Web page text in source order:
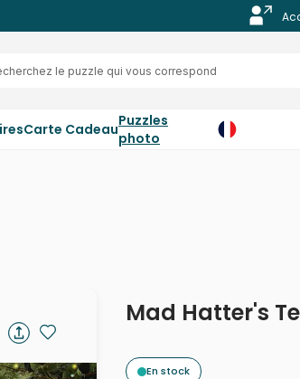
Carte CadeauPuzzles
photo
Mad Hatter's
En stock